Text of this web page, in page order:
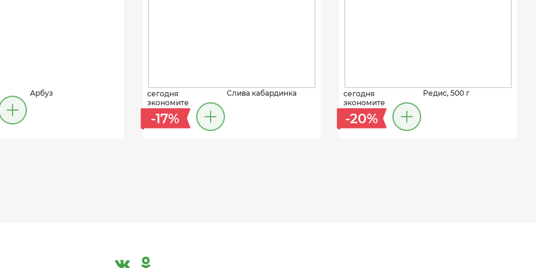
Арбуз
сегодня
экономите
-17%
Слива кабардинка
сегодня
экономите
-20%
Редис, 500 г